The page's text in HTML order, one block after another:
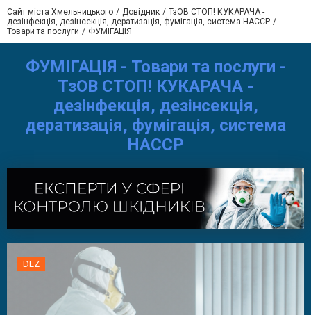
Сайт міста Хмельницького Довідник
ТзОВ СТОП! КУКАРАЧА -
дезінфекція, дезінсекція, дератизація, фумігація, система HACCP
Товари та послуги
ФУМІГАЦІЯ
ФУМІГАЦІЯ - Товари та послуги -
ТзОВ СТОП! КУКАРАЧА -
дезінфекція, дезінсекція,
дератизація, фумігація, система
HACCP
DEZ